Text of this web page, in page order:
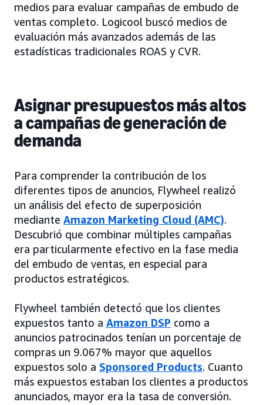
medios para evaluar campañas de embudo de
ventas completo. Logicool buscó medios de
evaluación más avanzados además de las
estadísticas tradicionales ROAS y CVR.
Asignar presupuestos más altos
a campañas de generación de
demanda
Para comprender la contribución de los
diferentes tipos de anuncios, Flywheel realizó
un análisis del efecto de superposición
mediante Amazon Marketing Cloud (AMC).
Descubrió que combinar múltiples campañas
era particularmente efectivo en la fase media
del embudo de ventas, en especial para
productos estratégicos.
Flywheel también detectó que los clientes
expuestos tanto a Amazon DSP como a
anuncios patrocinados tenían un porcentaje de
compras un 9.067% mayor que aquellos
expuestos solo a Sponsored Products. Cuanto
más expuestos estaban los clientes a productos
anunciados, mayor era la tasa de conversión.